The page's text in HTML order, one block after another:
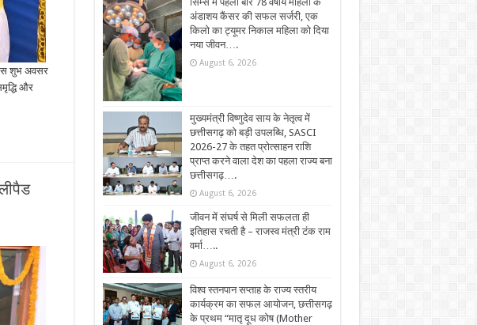
इस शुभ अवसर
और
अंडाशय कैंसर की सफल सर्जरी, एक
किलो का ट्यूमर निकाल महिला को दिया
नया जीवन….
August 6, 2026
मुख्यमंत्री विष्णुदेव साय के नेतृत्व में
छत्तीसगढ़ को बड़ी उपलब्धि, SASCI
2026-27 के तहत प्रोत्साहन राशि
प्राप्त करने वाला देश का पहला राज्य बना
छत्तीसगढ़….
August 6, 2026
जीवन में संघर्ष से मिली सफलता ही
इतिहास रचती है – राजस्व मंत्री टंक राम
वर्मा…..
August 6, 2026
विश्व स्तनपान सप्ताह के राज्य स्तरीय
कार्यक्रम का सफल आयोजन, छत्तीसगढ़
के प्रथम “मातृ दूध कोष (Mother